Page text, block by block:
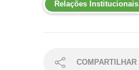
Relações Institucionais
COMPARTILHAR